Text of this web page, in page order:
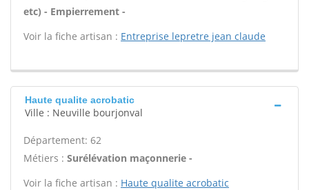
etc) - Empierrement -
Voir la fiche artisan : Entreprise lepretre jean claude
Haute qualite acrobatic
Ville : Neuville bourjonval
Département: 62
Métiers : Surélévation maçonnerie -
Voir la fiche artisan : Haute qualite acrobatic